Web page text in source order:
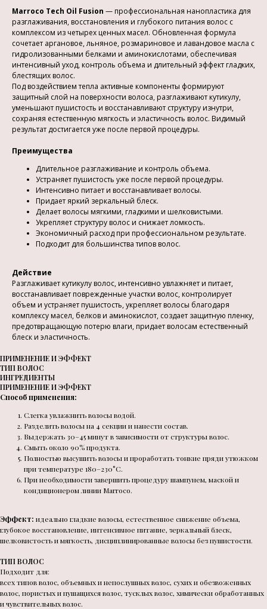
Marroco Tech Oil Fusion — профессиональная нанопластика для
разглаживания, восстановления и глубокого питания волос с
комплексом из четырех ценных масел. Обновленная формула
сочетает аргановое, льняное, розмариновое и лавандовое масла с
гидролизованными белками и аминокислотами, обеспечивая
интенсивный уход, контроль объема и длительный эффект гладких,
блестящих волос.
Под воздействием тепла активные компоненты формируют
защитный слой на поверхности волоса, разглаживают кутикулу,
уменьшают пушистость и восстанавливают структуру изнутри,
сохраняя естественную мягкость и эластичность волос. Видимый
результат достигается уже после первой процедуры.
Преимущества
Длительное разглаживание и контроль объема.
Устраняет пушистость уже после первой процедуры.
Интенсивно питает и восстанавливает волосы.
Придает яркий зеркальный блеск.
Делает волосы мягкими, гладкими и шелковистыми.
Укрепляет структуру волос и снижает ломкость.
Экономичный расход при профессиональном результате.
Подходит для большинства типов волос.
Действие
Разглаживает кутикулу волос, интенсивно увлажняет и питает,
восстанавливает поврежденные участки волос, контролирует
объем и устраняет пушистость, укрепляет волосы благодаря
комплексу масел, белков и аминокислот, создает защитную пленку,
предотвращающую потерю влаги, придает волосам естественный
блеск и эластичность.
ПРИМЕНЕНИЕ И ЭФФЕКТ
ТИП ВОЛОС
ИНГРЕДИЕНТЫ
ПРИМЕНЕНИЕ И ЭФФЕКТ
Способ применения:
Слегка увлажнить волосы водой.
Разделить волосы на 4 секции и нанести состав.
Выдержать 30–45 минут в зависимости от структуры волос.
Смыть около 90% продукта.
Полностью высушить волосы и проработать тонкие пряди утюжком
при температуре 180–230°C.
При необходимости завершить процедуру шампунем, маской и
кондиционером линии Marroco.
Эффект: идеально гладкие волосы, естественное снижение объема,
глубокое восстановление, интенсивное питание, зеркальный блеск,
шелковистость и мягкость, дисциплинированные волосы без пушистости.
ТИП ВОЛОС
Подходит для:
всех типов волос, объемных и непослушных волос, сухих и обезвоженных
волос, пористых и пушащихся волос, тусклых волос, химически обработанных
и чувствительных волос.